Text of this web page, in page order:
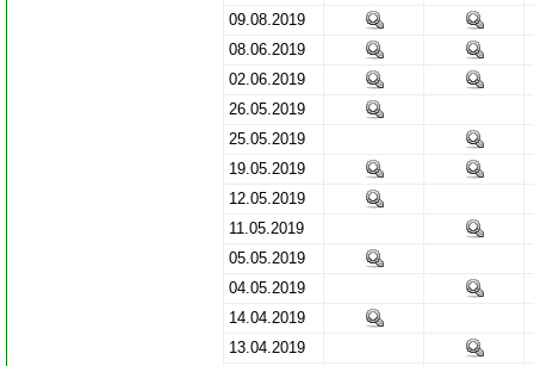
09.08.2019
08.06.2019
02.06.2019
26.05.2019
25.05.2019
19.05.2019
12.05.2019
11.05.2019
05.05.2019
04.05.2019
14.04.2019
13.04.2019